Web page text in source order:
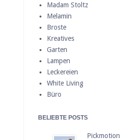
Madam Stoltz
Melamin
Broste
Kreatives
Garten
Lampen
Leckereien
White Living
Büro
BELIEBTE POSTS
Pickmotion